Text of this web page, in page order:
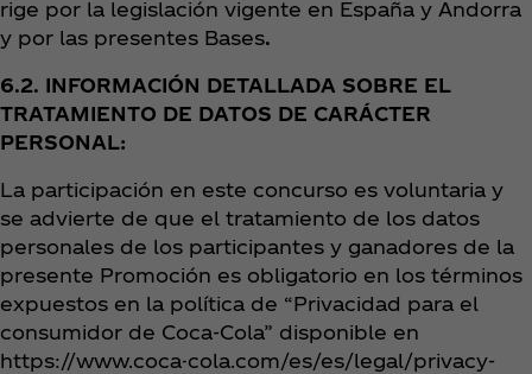
rige por la legislación vigente en España y Andorra
y por las presentes Bases.
6.2. INFORMACIÓN DETALLADA SOBRE EL
TRATAMIENTO DE DATOS DE CARÁCTER
PERSONAL:
La participación en este concurso es voluntaria y
se advierte de que el tratamiento de los datos
personales de los participantes y ganadores de la
presente Promoción es obligatorio en los términos
expuestos en la política de “Privacidad para el
consumidor de Coca‑Cola” disponible en
https://www.coca-cola.com/es/es/legal/privacy-